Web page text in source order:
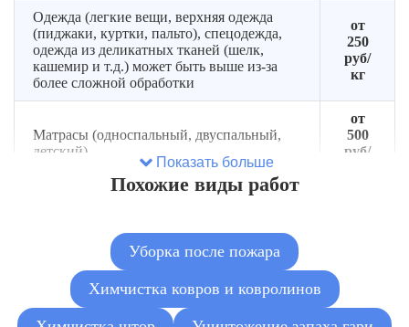
Одежда (легкие вещи, верхняя одежда
(пиджаки, куртки, пальто), спецодежда,
одежда из деликатных тканей (шелк,
кашемир и т.д.) может быть выше из-за
более сложной обработки
от
250
руб/
кг
Матрасы (односпальный, двуспальный,
детский)
от
500
руб/
Кресла (стандартные, мягкие стулья,
пуфики)
600
руб/
Показать больше
Похожие виды работ
Уборка после пожара
Химчистка ковров и ковролинов